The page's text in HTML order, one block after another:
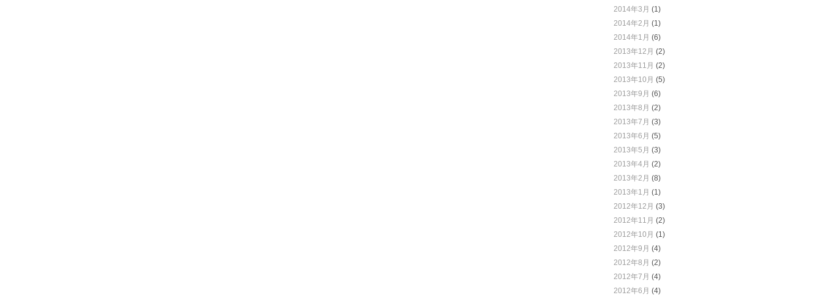
2014年3月 (1)
2014年2月 (1)
2014年1月 (6)
2013年12月 (2)
2013年11月 (2)
2013年10月 (5)
2013年9月 (6)
2013年8月 (2)
2013年7月 (3)
2013年6月 (5)
2013年5月 (3)
2013年4月 (2)
2013年2月 (8)
2013年1月 (1)
2012年12月 (3)
2012年11月 (2)
2012年10月 (1)
2012年9月 (4)
2012年8月 (2)
2012年7月 (4)
2012年6月 (4)